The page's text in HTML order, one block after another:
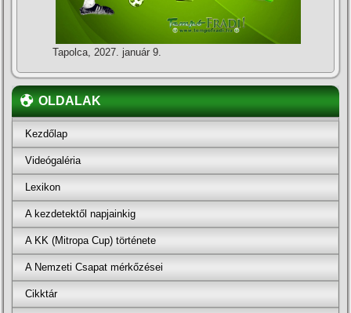
Tapolca, 2027. január 9.
OLDALAK
Kezdőlap
Videógaléria
Lexikon
A kezdetektől napjainkig
A KK (Mitropa Cup) története
A Nemzeti Csapat mérkőzései
Cikktár